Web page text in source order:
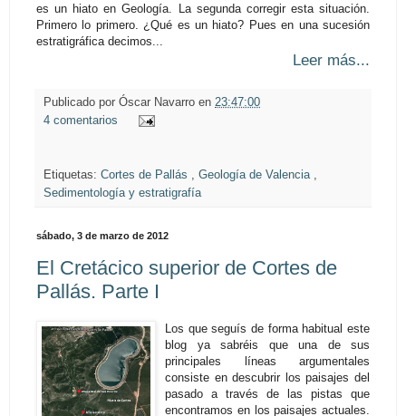
es un hiato en Geología. La segunda corregir esta situación.
Primero lo primero. ¿Qué es un hiato? Pues en una sucesión
estratigráfica decimos...
Leer más...
Publicado por Óscar Navarro en 23:47:00
4 comentarios
Etiquetas: Cortes de Pallás , Geología de Valencia ,
Sedimentología y estratigrafía
sábado, 3 de marzo de 2012
El Cretácico superior de Cortes de
Pallás. Parte I
Los que seguís de forma habitual este
blog ya sabréis que una de sus
principales líneas argumentales
consiste en descubrir los paisajes del
pasado a través de las pistas que
encontramos en los paisajes actuales.